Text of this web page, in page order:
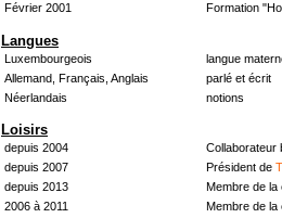
Février 2001
Formation
Langues
Luxembourgeois
langue
Allemand, Français, Anglais
parlé et écrit
Néerlandais
notions
Loisirs
depuis 2004
Collaborateur
depuis 2007
Président de
depuis 2013
Membre de
2006 à 2011
Membre de